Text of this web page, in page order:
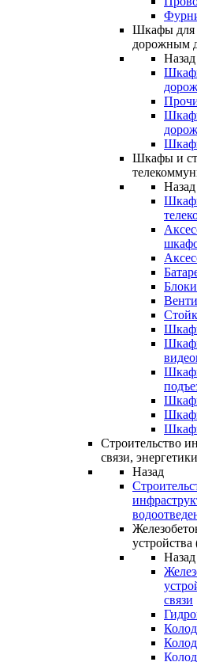
Шкафы для
дорожным
Назад
Шкафы и
Назад
Строительство
связи,
Назад
устройства
Назад
связи